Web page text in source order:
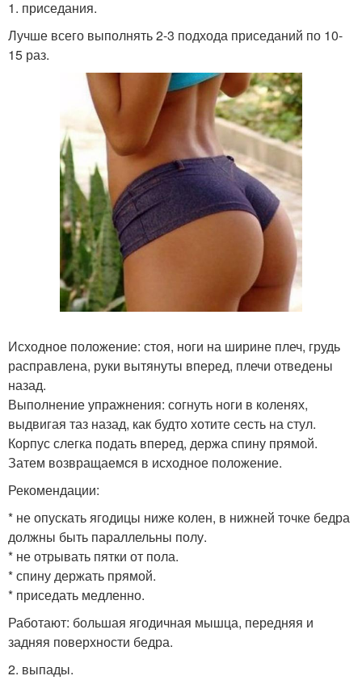
1. приседания.
Лучше всего выполнять 2-3 подхода приседаний по 10-
15 раз.
Исходное положение: стоя, ноги на ширине плеч, грудь
расправлена, руки вытянуты вперед, плечи отведены
назад.
Выполнение упражнения: согнуть ноги в коленях,
выдвигая таз назад, как будто хотите сесть на стул.
Корпус слегка подать вперед, держа спину прямой.
Затем возвращаемся в исходное положение.
Рекомендации:
* не опускать ягодицы ниже колен, в нижней точке бедра
должны быть параллельны полу.
* не отрывать пятки от пола.
* спину держать прямой.
* приседать медленно.
Работают: большая ягодичная мышца, передняя и
задняя поверхности бедра.
2. выпады.